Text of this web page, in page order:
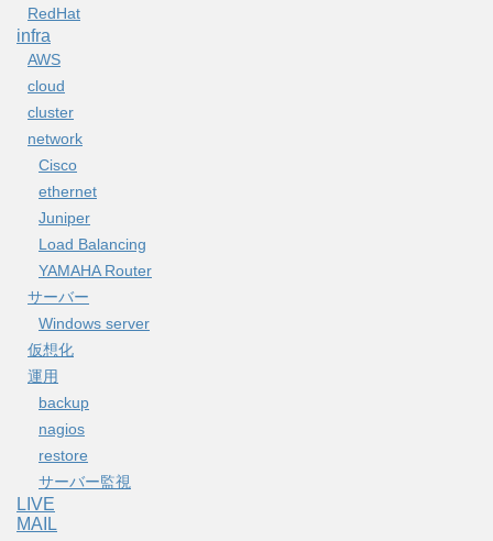
RedHat
infra
AWS
cloud
cluster
network
Cisco
ethernet
Juniper
Load Balancing
YAMAHA Router
サーバー
Windows server
仮想化
運用
backup
nagios
restore
サーバー監視
LIVE
MAIL